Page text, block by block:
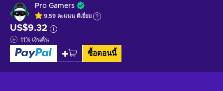
Pro Gamers
9.59 คะแนน ดีเยี่ยม
US$9.32
11% เงินคืน
ซื้อตอนนี้